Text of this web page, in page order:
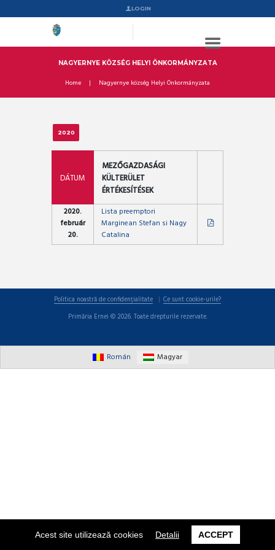
Acest site utilizează cookies Detalii ACCEPT
LOGIN
NAGYERNYE KÖZSÉG HELYI ÖNKORMÁNYZATA
Home Nagyernye község Helyi Önkormányzata
2020
DÁTUM
MEZŐGAZDASÁGI
KÜLTERÜLET
ÉRTÉKESÍTÉSEK
2020.
február
20.
Lista preemptori
Marginean Stefan si Nagy
Catalina
Politica noastră de confidențialitate
Ce sunt cookie-urile?
Primăria Ernei © 2026. Toate drepturile rezervate.
Román Magyar